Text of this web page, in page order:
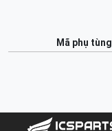
Mã phụ tùng